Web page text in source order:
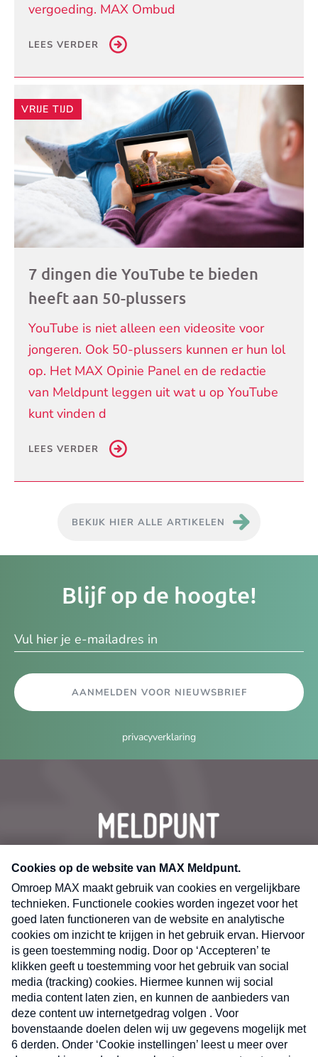
vergoeding. MAX Ombud
LEES VERDER
VRIJE TIJD
7 dingen die YouTube te bieden
heeft aan 50-plussers
YouTube is niet alleen een videosite voor
jongeren. Ook 50-plussers kunnen er hun lol
op. Het MAX Opinie Panel en de redactie
van Meldpunt leggen uit wat u op YouTube
kunt vinden d
LEES VERDER
BEKIJK HIER ALLE ARTIKELEN
Blijf op de hoogte!
AANMELDEN VOOR NIEUWSBRIEF
privacyverklaring
CONTACT
Volg ons op
X
Nieuwsbrief